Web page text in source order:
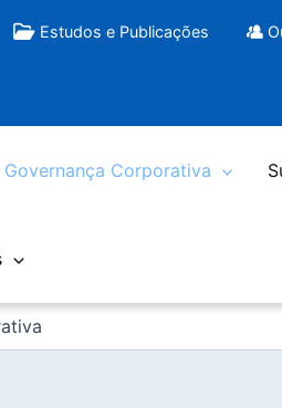
Estudos e Publicações
Governança Corporativa